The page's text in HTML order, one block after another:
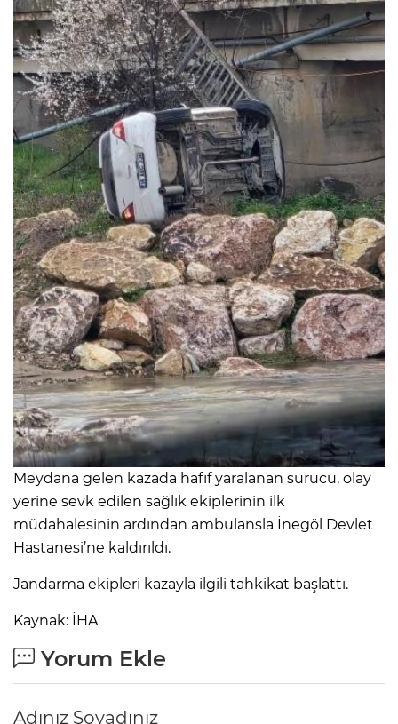
Meydana gelen kazada hafif yaralanan sürücü, olay
yerine sevk edilen sağlık ekiplerinin ilk
müdahalesinin ardından ambulansla İnegöl Devlet
Hastanesi’ne kaldırıldı.
Jandarma ekipleri kazayla ilgili tahkikat başlattı.
Kaynak: İHA
Yorum Ekle
Adınız Soyadınız